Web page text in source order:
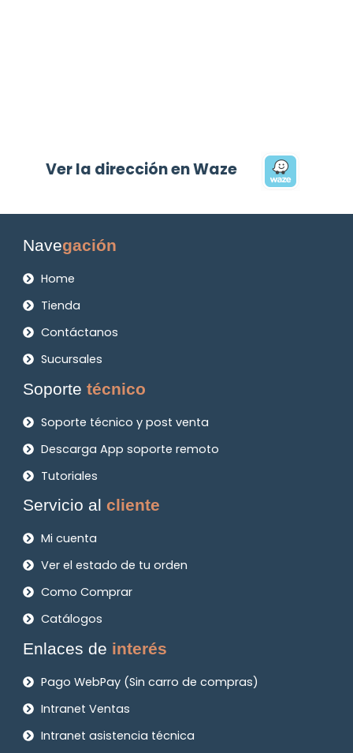
Ver la dirección en Waze
Navegación
Home
Tienda
Contáctanos
Sucursales
Soportetécnico
Soporte técnico y post venta
Descarga App soporte remoto
Tutoriales
Servicio alcliente
Mi cuenta
Ver el estado de tu orden
Como Comprar
Catálogos
Enlaces de interés
Pago WebPay (Sin carro de compras)
Intranet Ventas
Intranet asistencia técnica